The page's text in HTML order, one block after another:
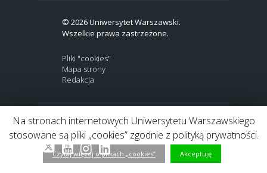
© 2026 Uniwersytet Warszawski.
Wszelkie prawa zastrzeżone.
Pliki "cookies"
Mapa strony
Redakcja
BIP | EN
Link do profilu Facebook
Link to Twitter profile
Link do kanału Youtube
Link do profilu Instagram
Link do profilu LinkedIn
Na stronach internetowych Uniwersytetu Warszawskiego
stosowane są pliki „cookies” zgodnie z polityką prywatności.
Czytaj więcej o plikach „cookies” Akceptuję